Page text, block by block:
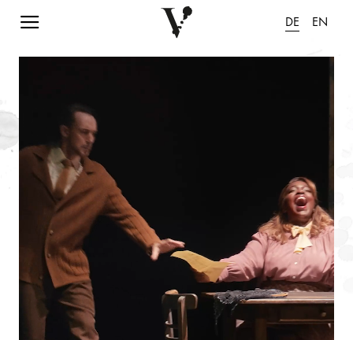
Navigation einblenden DE EN